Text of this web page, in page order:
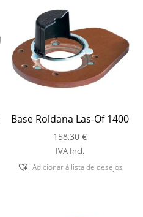
Base Roldana Las-Of 1400
158,30€
IVA Incl.
Adicionar á lista de desejos